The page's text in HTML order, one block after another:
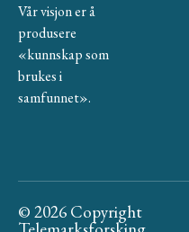
Vår visjon er å
produsere
«kunnskap som
brukes i
samfunnet».
© 2026 Copyright